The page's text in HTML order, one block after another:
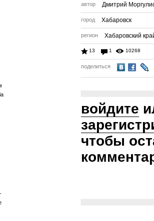
автор Дмитрий
город Хабаровск
регион Хабаровский
13 1 10268
поделиться
войдите
чтобы